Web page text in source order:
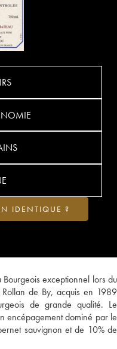
exceptionnel lors du
de By, acquis en 1989
de grande qualité. Le
encépagement dominé par le
sauvignon et de 10% de
IDENTIQUE ?